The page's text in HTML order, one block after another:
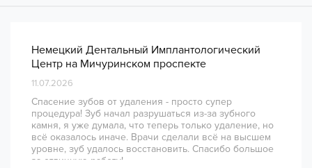
Немецкий Дентальный Имплантологический
Центр на Мичуринском проспекте
11.07.2026
Спасение зубов от удаления - просто супер
процедура! Зуб начал разрушаться из-за зубного
камня, я уже думала, что теперь только удаление, но
всё оказалось иначе. Врачи сделали всё на высшем
уровне, зуб удалось восстановить. Спасибо большое
за отличную работу!